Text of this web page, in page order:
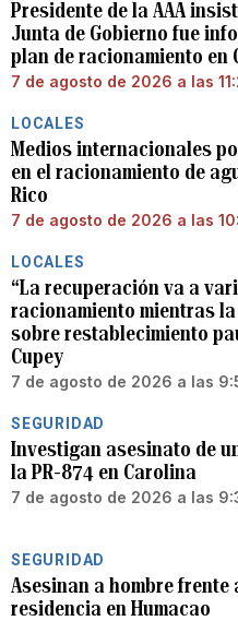
Presidente de la AAA
Junta de Gobierno fue
plan de racionamiento en
7 de agosto de 2026 a las
LOCALES
Medios internacionales
en el racionamiento de
Rico
7 de agosto de 2026 a las
LOCALES
“La recuperación va a
racionamiento mientras la
sobre restablecimiento
Cupey
7 de agosto de 2026 a las
SEGURIDAD
Investigan asesinato de
la PR-874 en Carolina
7 de agosto de 2026 a las
SEGURIDAD
Asesinan a hombre frente
residencia en Humacao